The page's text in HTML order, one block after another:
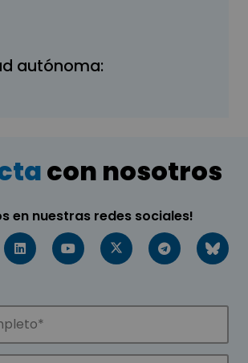
autónoma:
con nosotros
en nuestras redes sociales!